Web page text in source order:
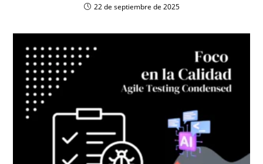
22 de septiembre de 2025